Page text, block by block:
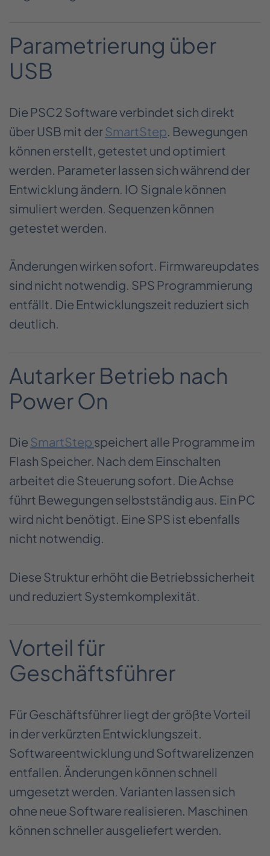
Parametrierung über
USB
Die PSC2 Software verbindet sich direkt
über USB mit derSmartStep . Bewegungen
können erstellt, getestet und optimiert
werden. Parameter lassen sich während der
Entwicklung ändern. IO Signale können
simuliert werden. Sequenzen können
getestet werden.
Änderungen wirken sofort. Firmwareupdates
sind nicht notwendig. SPS Programmierung
entfällt. Die Entwicklungszeit reduziert sich
deutlich.
Autarker Betrieb nach
Power On
Die SmartStep speichert alle Programme im
Flash Speicher. Nach dem Einschalten
arbeitet die Steuerung sofort. Die Achse
führt Bewegungen selbstständig aus. Ein PC
wird nicht benötigt. Eine SPS ist ebenfalls
nicht notwendig.
Diese Struktur erhöht die Betriebssicherheit
und reduziert Systemkomplexität.
Vorteil für
Geschäftsführer
Für Geschäftsführer liegt der größte Vorteil
in der verkürzten Entwicklungszeit.
Softwareentwicklung und Softwarelizenzen
entfallen. Änderungen können schnell
umgesetzt werden. Varianten lassen sich
ohne neue Software realisieren. Maschinen
können schneller ausgeliefert werden.